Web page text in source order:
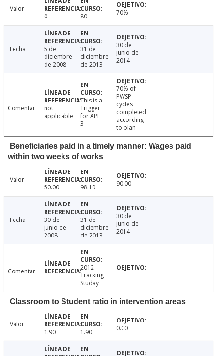
Valor
0
80 70%
Fecha
5 de
diciembre
de 2008
31 de
diciembre
de 2013
30 de
junio de
2014
Comentar
not
applicable
This is a
Trigger
for APL
3
70% of
PWSP
cycles
completed
according
to plan
Beneficiaries paid in a timely manner: Wages paid
within two weeks of works
Valor
50.00
98.10 90.00
Fecha
30 de
junio de
2008
31 de
diciembre
de 2013
30 de
junio de
2014
Comentar
2012
Tracking
Studay
Classroom to Student ratio in intervention areas
Valor
1.90
1.90 0.00